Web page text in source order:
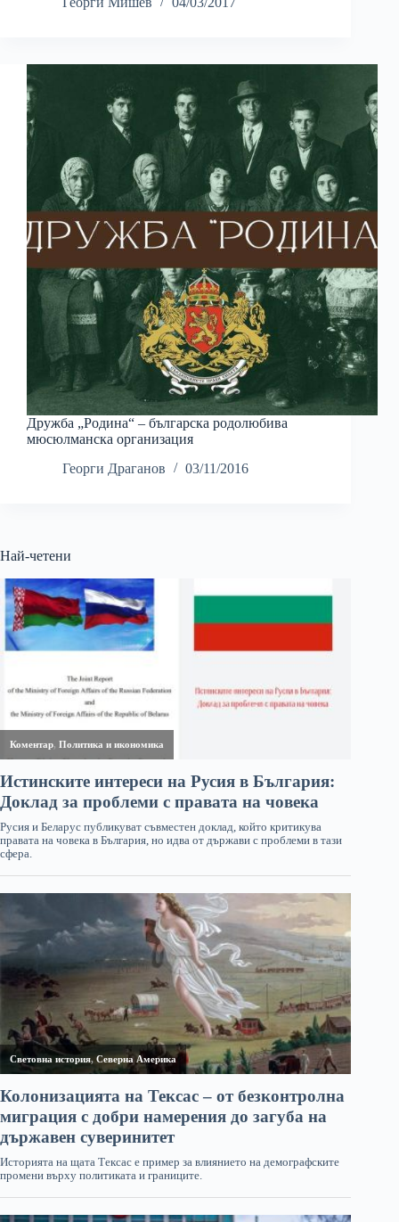
Дружба „Родина“ – българска родолюбива
мюсюлманска организация
Георги Драганов
03/11/2016
Най-четени